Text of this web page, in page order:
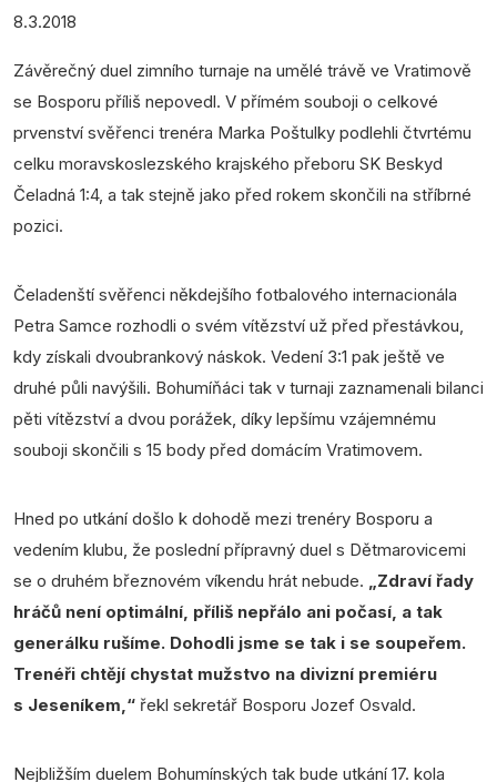
8.3.2018
Závěrečný duel zimního turnaje na umělé trávě ve Vratimově
se Bosporu příliš nepovedl. V přímém souboji o celkové
prvenství svěřenci trenéra Marka Poštulky podlehli čtvrtému
celku moravskoslezského krajského přeboru SK Beskyd
Čeladná 1:4, a tak stejně jako před rokem skončili na stříbrné
pozici.
Čeladenští svěřenci někdejšího fotbalového internacionála
Petra Samce rozhodli o svém vítězství už před přestávkou,
kdy získali dvoubrankový náskok. Vedení 3:1 pak ještě ve
druhé půli navýšili. Bohumíňáci tak v turnaji zaznamenali bilanci
pěti vítězství a dvou porážek, díky lepšímu vzájemnému
souboji skončili s 15 body před domácím Vratimovem.
Hned po utkání došlo k dohodě mezi trenéry Bosporu a
vedením klubu, že poslední přípravný duel s Dětmarovicemi
se o druhém březnovém víkendu hrát nebude. „Zdraví řady
hráčů není optimální, příliš nepřálo ani počasí, a tak
generálku rušíme. Dohodli jsme se tak i se soupeřem.
Trenéři chtějí chystat mužstvo na divizní premiéru
s Jeseníkem,“ řekl sekretář Bosporu Jozef Osvald.
Nejbližším duelem Bohumínských tak bude utkání 17. kola